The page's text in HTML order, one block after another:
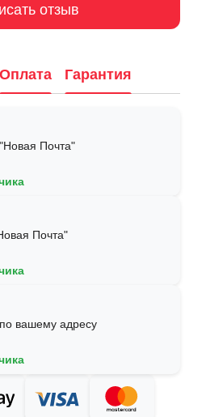
отзыв
Оплата Гарантия
Почта"
Почта"
вашему адресу